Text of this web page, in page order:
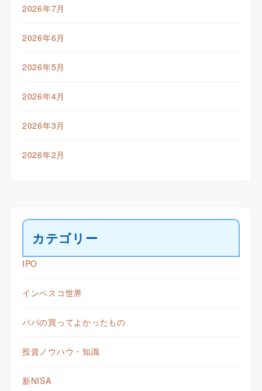
2026年7月
2026年6月
2026年5月
2026年4月
2026年3月
2026年2月
カテゴリー
IPO
インベスコ世界
パパの買ってよかったもの
投資ノウハウ・知識
新NISA